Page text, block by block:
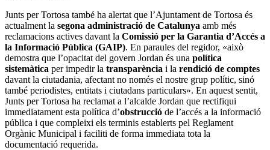
Junts per Tortosa també ha alertat que l’Ajuntament de Tortosa és
actualment la segona administració de Catalunya amb més
reclamacions actives davant la Comissió per la Garantia d’Accés a
la Informació Pública (GAIP). En paraules del regidor, «això
demostra que l’opacitat del govern Jordan és una política
sistemàtica per impedir la transparència i la rendició de comptes
davant la ciutadania, afectant no només el nostre grup polític, sinó
també periodistes, entitats i ciutadans particulars». En aquest sentit,
Junts per Tortosa ha reclamat a l’alcalde Jordan que rectifiqui
immediatament esta política d’obstrucció de l’accés a la informació
pública i que compleixi els terminis establerts pel Reglament
Orgànic Municipal i faciliti de forma immediata tota la
documentació requerida.